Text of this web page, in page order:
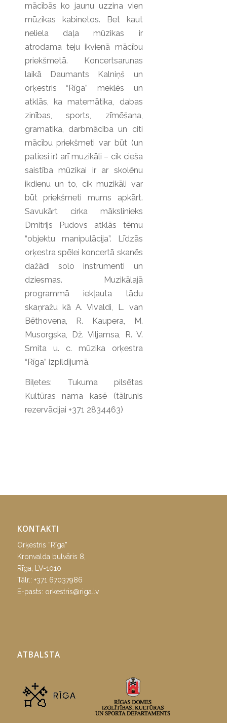
mācībās ko jaunu uzzina vien
mūzikas kabinetos. Bet kaut
neliela daļa mūzikas ir
atrodama teju ikvienā mācību
priekšmetā. Koncertsarunas
laikā Daumants Kalniņš un
orķestris “Rīga” meklēs un
atklās, ka matemātika, dabas
zinības, sports, zīmēšana,
gramatika, darbmācība un citi
mācību priekšmeti var būt (un
patiesi ir) arī muzikāli – cik cieša
saistība mūzikai ir ar skolēnu
ikdienu un to, cik muzikāli var
būt priekšmeti mums apkārt.
Savukārt cirka mākslinieks
Dmitrijs Pudovs atklās tēmu
“objektu manipulācija”. Līdzās
orķestra spēlei koncertā skanēs
dažādi solo instrumenti un
dziesmas. Muzikālajā
programmā iekļauta tādu
skaņražu kā A. Vivaldi, L. van
Bēthovena, R. Kaupera, M.
Musorgska, Dž. Viljamsa, R. V.
Smita u. c. mūzika orķestra
“Rīga” izpildījumā.
Biļetes: Tukuma pilsētas
Kultūras nama kasē (tālrunis
rezervācijai +371 2834463)
KONTAKTI
Orķestris “Rīga”
Kronvalda bulvāris 8,
Rīga, LV-1010
Tālr.: +371 67037986
E-pasts: orkestris@riga.lv
ATBALSTA